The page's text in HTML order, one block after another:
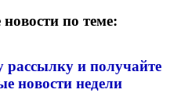
по теме:
рассылку и получайте
новости недели